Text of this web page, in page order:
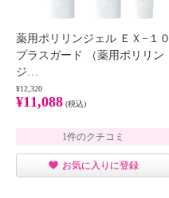
薬用ポリリンジェル ＥＸ−１０
プラスガード （薬用ポリリン
ジ…
¥12,320
¥11,088 (税込)
1件のクチコミ
お気に入りに登録